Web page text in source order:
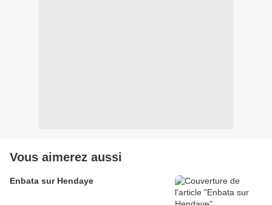
Vous aimerez aussi
Enbata sur Hendaye